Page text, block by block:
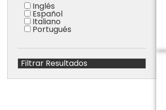
Inglés
Español
Italiano
Portugués